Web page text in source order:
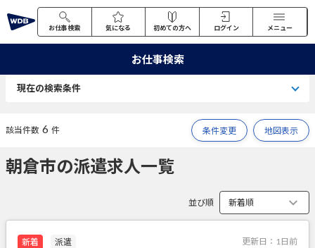
お仕事検索 気になる 初めての方へ ログイン メニュー
お仕事検索
現在の検索条件
該当件数 6 件 条件変更 地図表示
朝倉市の派遣求人一覧
並び順
新着 派遣 更新日： 1日前